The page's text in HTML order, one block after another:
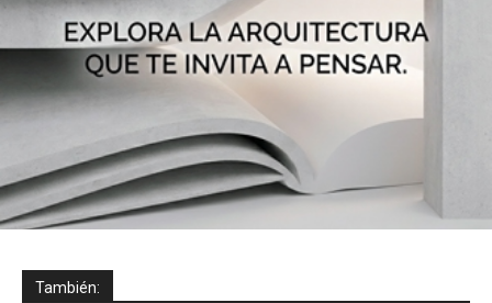
También: